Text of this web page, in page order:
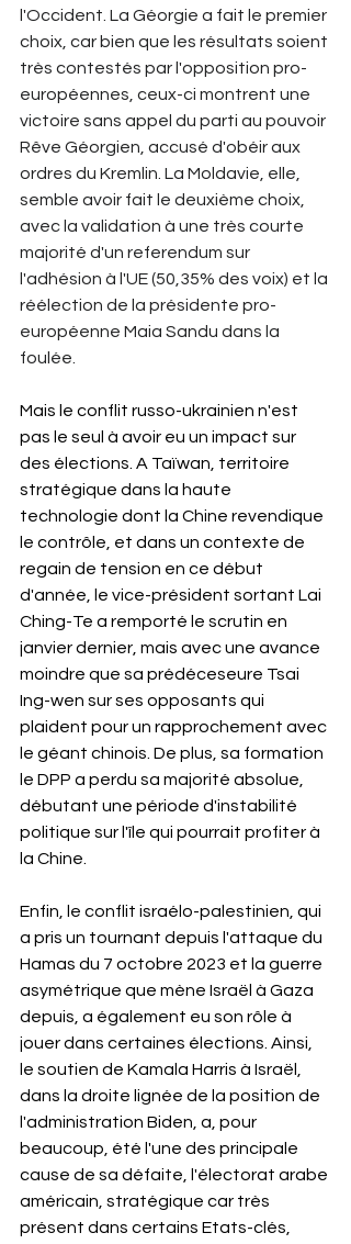
l'Occident. La Géorgie a fait le premier
choix, car bien que les résultats soient
très contestés par l'opposition pro-
européennes, ceux-ci montrent une
victoire sans appel du parti au pouvoir
Rêve Géorgien, accusé d'obéir aux
ordres du Kremlin. La Moldavie, elle,
semble avoir fait le deuxième choix,
avec la validation à une très courte
majorité d'un referendum sur
l'adhésion à l'UE (50,35% des voix) et la
réélection de la présidente pro-
européenne Maia Sandu dans la
foulée.
Mais le conflit russo-ukrainien n'est
pas le seul à avoir eu un impact sur
des élections. A Taïwan, territoire
stratégique dans la haute
technologie dont la Chine revendique
le contrôle, et dans un contexte de
regain de tension en ce début
d'année, le vice-président sortant Lai
Ching-Te a remporté le scrutin en
janvier dernier, mais avec une avance
moindre que sa prédéceseure Tsai
Ing-wen sur ses opposants qui
plaident pour un rapprochement avec
le géant chinois. De plus, sa formation
le DPP a perdu sa majorité absolue,
débutant une période d'instabilité
politique sur l'île qui pourrait profiter à
la Chine.
Enfin, le conflit israélo-palestinien, qui
a pris un tournant depuis l'attaque du
Hamas du 7 octobre 2023 et la guerre
asymétrique que mène Israël à Gaza
depuis, a également eu son rôle à
jouer dans certaines élections. Ainsi,
le soutien de Kamala Harris à Israël,
dans la droite lignée de la position de
l'administration Biden, a, pour
beaucoup, été l'une des principale
cause de sa défaite, l'électorat arabe
américain, stratégique car très
présent dans certains Etats-clés,